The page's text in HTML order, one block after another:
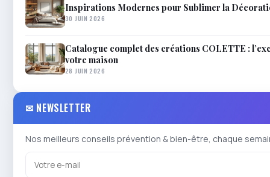
Inspirations Modernes pour Sublimer la
30 JUIN 2026
Catalogue complet des créations COLETTE :
votre maison
28 JUIN 2026
✉ NEWSLETTER
Nos meilleurs conseils prévention & bien-être, chaque